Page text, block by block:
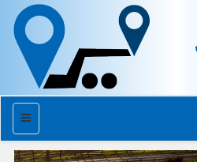
منو